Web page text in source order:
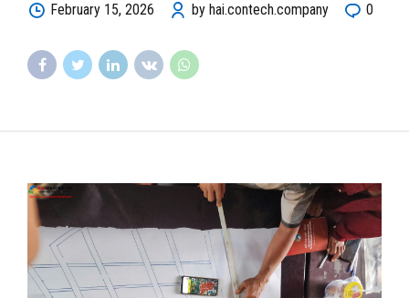
February 15, 2026 by hai.contech.company 0